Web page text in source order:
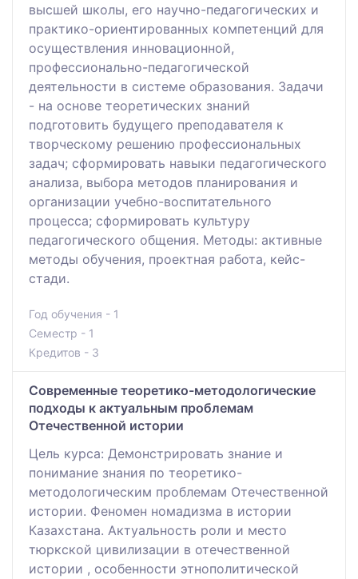
высшей школы, его научно-педагогических и
практико-ориентированных компетенций для
осуществления инновационной,
профессионально-педагогической
деятельности в системе образования. Задачи
- на основе теоретических знаний
подготовить будущего преподавателя к
творческому решению профессиональных
задач; сформировать навыки педагогического
анализа, выбора методов планирования и
организации учебно-воспитательного
процесса; сформировать культуру
педагогического общения. Методы: активные
методы обучения, проектная работа, кейс-
стади.
Год обучения - 1
Семестр - 1
Кредитов - 3
Современные теоретико-методологические
подходы к актуальным проблемам
Отечественной истории
Цель курса: Демонстрировать знание и
понимание знания по теоретико-
методологическим проблемам Отечественной
истории. Феномен номадизма в истории
Казахстана. Актуальность роли и место
тюркской цивилизации в отечественной
истории , особенности этнополитической